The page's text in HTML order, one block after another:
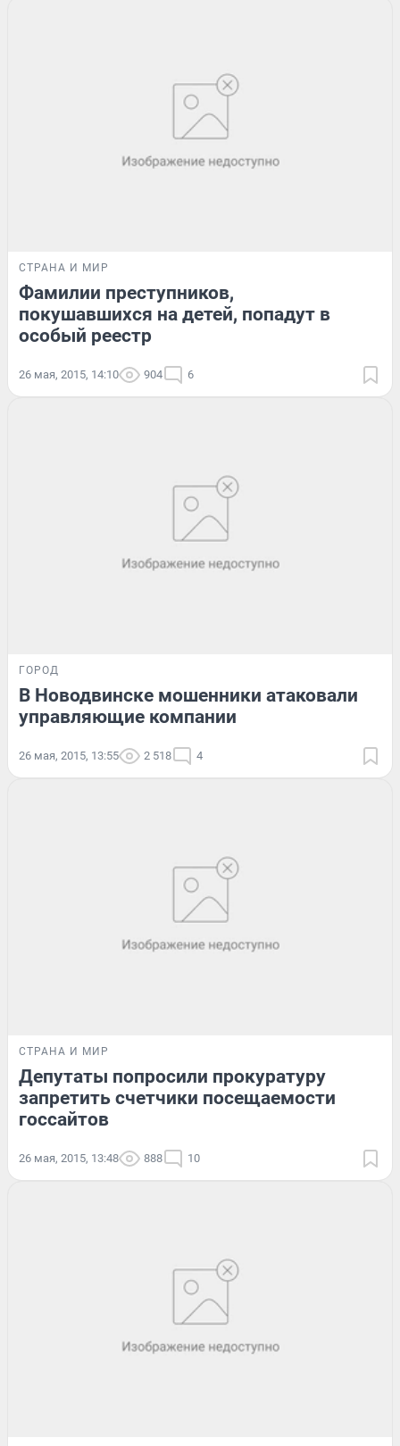
СТРАНА И МИР
Фамилии преступников,
покушавшихся на детей, попадут в
особый реестр
26 мая, 2015, 14:10 904 6
ГОРОД
В Новодвинске мошенники атаковали
управляющие компании
26 мая, 2015, 13:55 2 518 4
СТРАНА И МИР
Депутаты попросили прокуратуру
запретить счетчики посещаемости
госсайтов
26 мая, 2015, 13:48 888 10